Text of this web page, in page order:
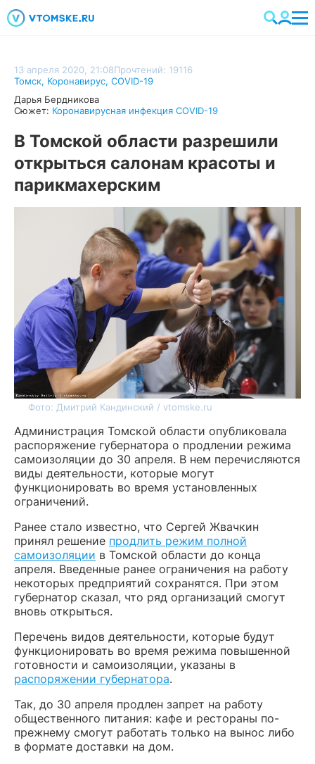
13 апреля 2020, 21:08Прочтений: 19116
Томск, Коронавирус, COVID-19
Дарья Бердникова
Сюжет: Коронавирусная инфекция COVID-19
В Томской области разрешили
открыться салонам красоты и
парикмахерским
Фото: Дмитрий Кандинский / vtomske.ru
Администрация Томской области опубликовала
распоряжение губернатора о продлении режима
самоизоляции до 30 апреля. В нем перечисляются
виды деятельности, которые могут
функционировать во время установленных
ограничений.
Ранее стало известно, что Сергей Жвачкин
принял решение продлить режим полной
самоизоляции в Томской области до конца
апреля. Введенные ранее ограничения на работу
некоторых предприятий сохранятся. При этом
губернатор сказал, что ряд организаций смогут
вновь открыться.
Перечень видов деятельности, которые будут
функционировать во время режима повышенной
готовности и самоизоляции, указаны в
распоряжении губернатора.
Так, до 30 апреля продлен запрет на работу
общественного питания: кафе и рестораны по-
прежнему смогут работать только на вынос либо
в формате доставки на дом.